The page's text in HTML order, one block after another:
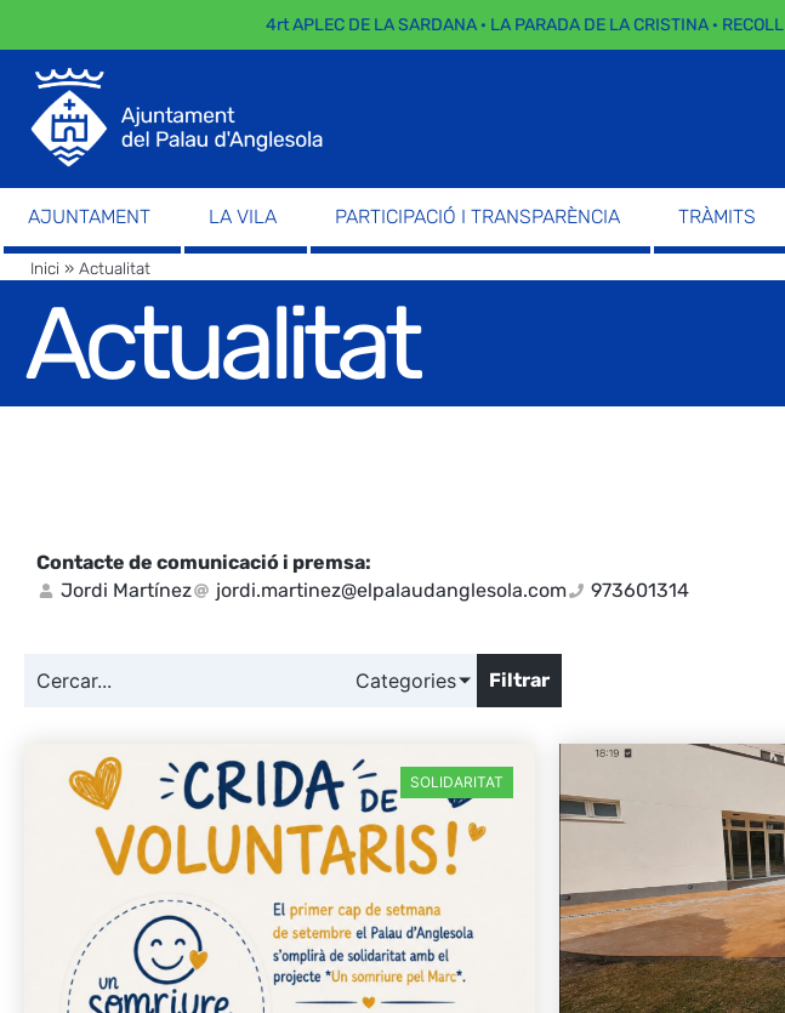
4rt APLEC DE LA SARDANA · LA PARADA DE LA CRISTINA · RECOLLIDA
AJUNTAMENT LA VILA PARTICIPACIÓ I TRANSPARÈNCIA TRÀMITS
Inici » Actualitat
Actualitat
Contacte de comunicació i premsa:
Jordi Martínez
jordi.martinez@elpalaudanglesola.com 973601314
Categories Filtrar
SOLIDARITAT